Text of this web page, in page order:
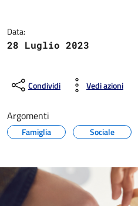
Data:
28 Luglio 2023
Condividi Vedi azioni
Argomenti
Famiglia Sociale